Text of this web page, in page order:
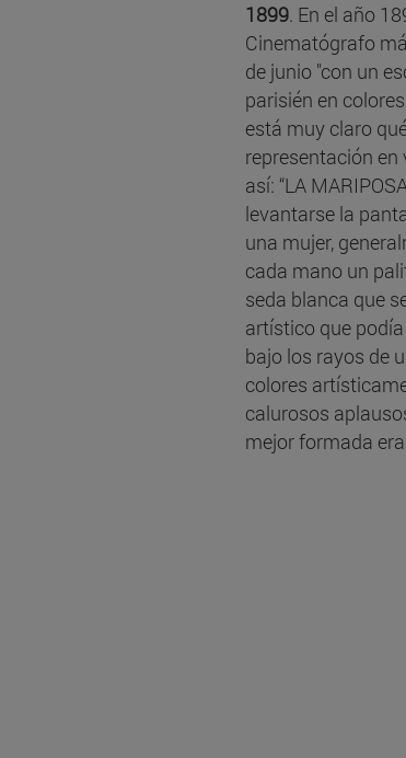
1899. En el año
Cinematógrafo
de junio "con un
parisién en
está muy claro
representación en
así: “LA
levantarse la
una mujer,
cada mano un
seda blanca que
artístico que
bajo los rayos de
colores
calurosos
mejor formada